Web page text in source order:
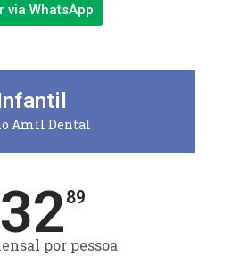
via WhatsApp
Amil Dental
3289
por pessoa